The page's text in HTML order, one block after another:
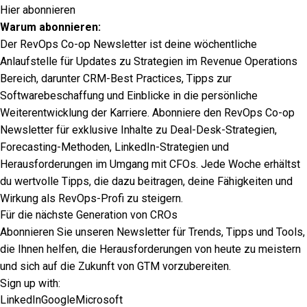
Hier abonnieren
Warum abonnieren:
Der RevOps Co-op Newsletter ist deine wöchentliche
Anlaufstelle für Updates zu Strategien im Revenue Operations
Bereich, darunter CRM-Best Practices, Tipps zur
Softwarebeschaffung und Einblicke in die persönliche
Weiterentwicklung der Karriere. Abonniere den RevOps Co-op
Newsletter für exklusive Inhalte zu Deal-Desk-Strategien,
Forecasting-Methoden, LinkedIn-Strategien und
Herausforderungen im Umgang mit CFOs. Jede Woche erhältst
du wertvolle Tipps, die dazu beitragen, deine Fähigkeiten und
Wirkung als RevOps-Profi zu steigern.
Für die nächste Generation von CROs
Abonnieren Sie unseren Newsletter für Trends, Tipps und Tools,
die Ihnen helfen, die Herausforderungen von heute zu meistern
und sich auf die Zukunft von GTM vorzubereiten.
Sign up with:
LinkedInGoogleMicrosoft